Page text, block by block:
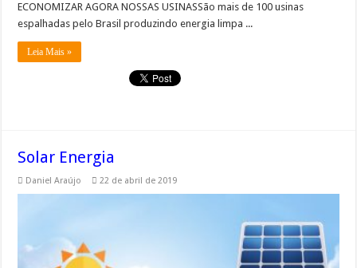
ECONOMIZAR AGORA NOSSAS USINASSão mais de 100 usinas
espalhadas pelo Brasil produzindo energia limpa ...
Leia Mais »
Solar Energia
Daniel Araújo 22 de abril de 2019